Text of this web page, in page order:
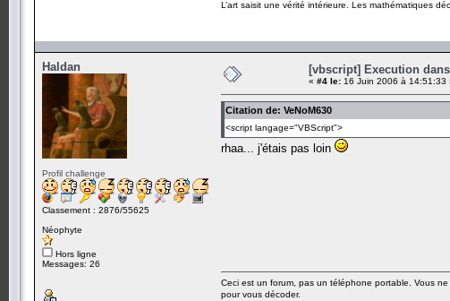
L’art saisit une vérité intérieure. Les mathématiques
Haldan
Profil challenge
Classement : 2876/55625
Néophyte
Hors ligne
Messages: 26
[vbscript] Execution
« #4 le: 16 Juin 2006 à 14:51:33
Citation de: VeNoM630
<script langage="VBScript">
rhaa... j'étais pas loin
Ceci est un forum, pas un téléphone portable. Vous
pour vous décoder.